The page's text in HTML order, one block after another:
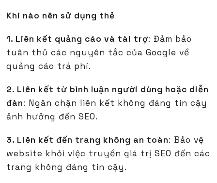
Khi nào nên sử dụng thẻ
1. Liên kết quảng cáo và tài trợ: Đảm bảo
tuân thủ các nguyên tắc của Google về
quảng cáo trả phí.
2. Liên kết từ bình luận người dùng hoặc diễn
đàn: Ngăn chặn liên kết không đáng tin cậy
ảnh hưởng đến SEO.
3. Liên kết đến trang không an toàn: Bảo vệ
website khỏi việc truyền giá trị SEO đến các
trang không đáng tin cậy.